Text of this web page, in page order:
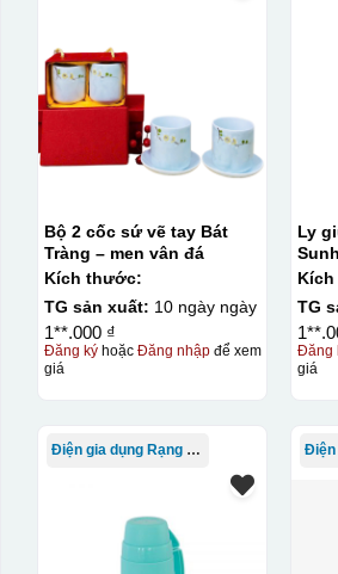
Bộ 2 cốc sứ vẽ tay Bát
Tràng – men vân đá
Kích thước:
TG sản xuất: 10 ngày ngày
1**.000 ₫
Đăng kýhoặc Đăng nhậpđể xem
giá
Ly
TG
Đăng
giá
Điện gia dụng Rạng Đông